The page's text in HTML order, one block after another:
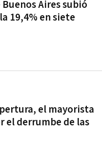
Aires subió
19,4% en siete
el mayorista
el derrumbe de las